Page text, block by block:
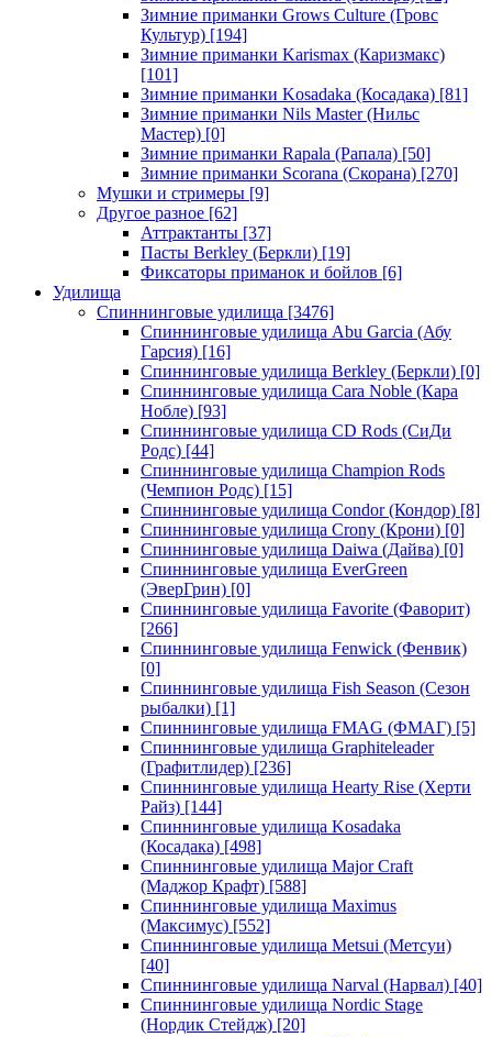
Зимние приманки Grows Culture (Гровс
Культур) [194]
Зимние приманки Karismax (Каризмакс)
[101]
Зимние приманки Kosadaka (Косадака) [81]
Зимние приманки Nils Master (Нильс
Мастер) [0]
Зимние приманки Rapala (Рапала) [50]
Зимние приманки Scorana (Скорана) [270]
Мушки и стримеры [9]
Другое разное [62]
Аттрактанты [37]
Пасты Berkley (Беркли) [19]
Фиксаторы приманок и бойлов [6]
Удилища
Спиннинговые удилища [3476]
Спиннинговые удилища Abu Garcia (Абу
Гарсия) [16]
Спиннинговые удилища Berkley (Беркли) [0]
Спиннинговые удилища Cara Noble (Кара
Нобле) [93]
Спиннинговые удилища CD Rods (СиДи
Родс) [44]
Спиннинговые удилища Champion Rods
(Чемпион Родс) [15]
Спиннинговые удилища Condor (Кондор) [8]
Спиннинговые удилища Crony (Крони) [0]
Спиннинговые удилища Daiwa (Дайва) [0]
Спиннинговые удилища EverGreen
(ЭверГрин) [0]
Спиннинговые удилища Favorite (Фаворит)
[266]
Спиннинговые удилища Fenwick (Фенвик)
[0]
Спиннинговые удилища Fish Season (Сезон
рыбалки) [1]
Спиннинговые удилища FMAG (ФМАГ) [5]
Спиннинговые удилища Graphiteleader
(Графитлидер) [236]
Спиннинговые удилища Hearty Rise (Херти
Райз) [144]
Спиннинговые удилища Kosadaka
(Косадака) [498]
Спиннинговые удилища Major Craft
(Маджор Крафт) [588]
Спиннинговые удилища Maximus
(Максимус) [552]
Спиннинговые удилища Metsui (Метсуи)
[40]
Спиннинговые удилища Narval (Нарвал) [40]
Спиннинговые удилища Nordic Stage
(Нордик Стейдж) [20]